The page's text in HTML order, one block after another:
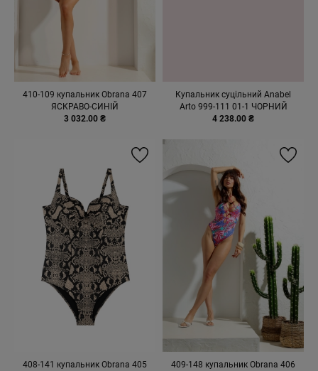
410-109 купальник Obrana 407
ЯСКРАВО-СИНІЙ
3 032.00 ₴
Купальник суцільний Anabel
Arto 999-111 01-1 ЧОРНИЙ
4 238.00 ₴
408-141 купальник Obrana 405
409-148 купальник Obrana 406